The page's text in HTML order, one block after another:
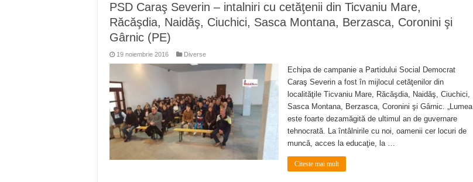
PSD Caraş Severin – intalniri cu cetăţenii din Ticvaniu Mare,
Răcăşdia, Naidăş, Ciuchici, Sasca Montana, Berzasca, Coronini şi
Gârnic (PE)
19 noiembrie 2016 Diverse
Echipa de campanie a Partidului Social Democrat
Caraş Severin a fost în mijlocul cetăţenilor din
localităţile Ticvaniu Mare, Răcăşdia, Naidăş, Ciuchici,
Sasca Montana, Berzasca, Coronini şi Gârnic. „Lumea
este foarte dezamăgită de ultimul an de guvernare
tehnocrată. La întâlnirile cu noi, oamenii cer locuri de
muncă, acces la educaţie, la …
Citeste mai mult